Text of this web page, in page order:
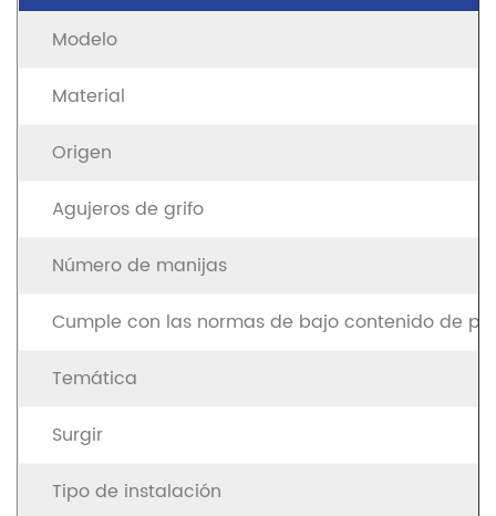
Modelo
Material
Origen
Agujeros de grifo
Número de manijas
Cumple con las normas de bajo contenido de
Temática
Surgir
Tipo de instalación